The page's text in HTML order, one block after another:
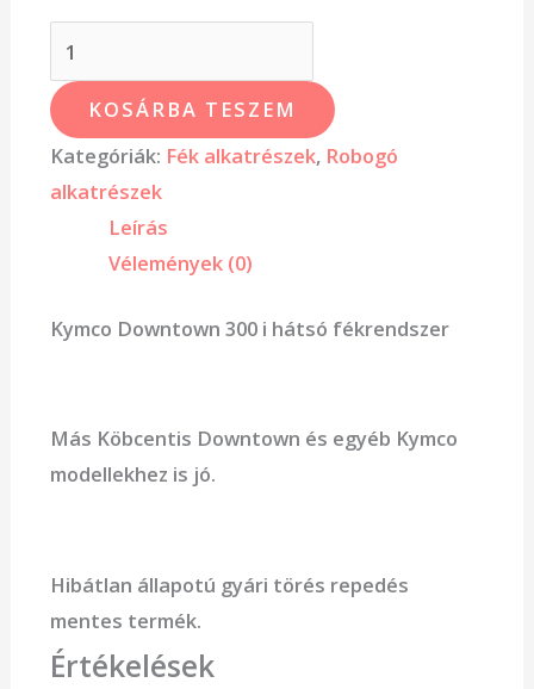
KOSÁRBA TESZEM
Kategóriák: Fék alkatrészek, Robogó
alkatrészek
Leírás
Vélemények (0)
Kymco Downtown 300 i hátsó fékrendszer
Más Köbcentis Downtown és egyéb Kymco
modellekhez is jó.
Hibátlan állapotú gyári törés repedés
mentes termék.
Értékelések